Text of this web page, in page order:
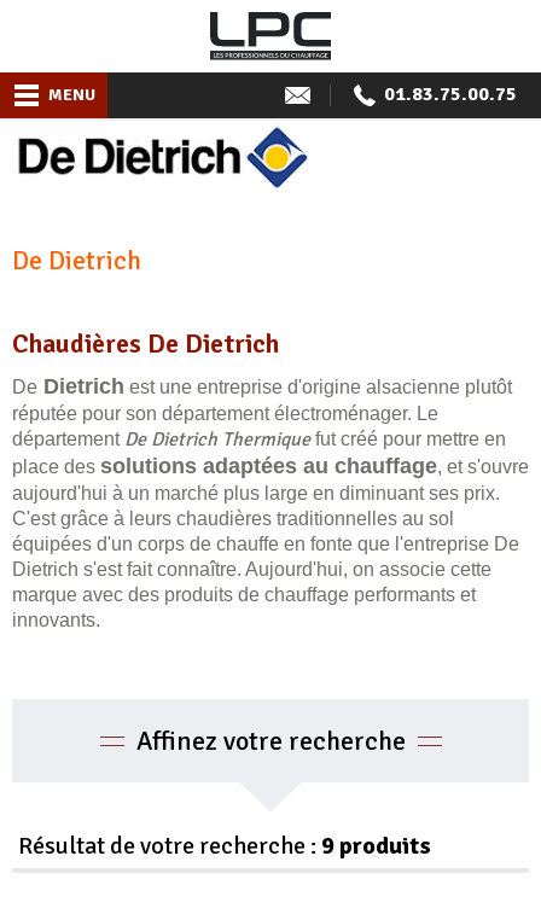
MENU 01.83.75.00.75
De Dietrich
Chaudières De Dietrich
De Dietrich est une entreprise d'origine alsacienne plutôt
réputée pour son département électroménager. Le
département De Dietrich Thermiquefut créé pour mettre en
place des solutions adaptées au chauffage, et s'ouvre
aujourd'hui à un marché plus large en diminuant ses prix.
C'est grâce à leurs chaudières traditionnelles au sol
équipées d'un corps de chauffe en fonte que l'entreprise De
Dietrich s'est fait connaître. Aujourd'hui, on associe cette
marque avec des produits de chauffage performants et
innovants.
Affinez votre recherche
Résultat de votre recherche : 9 produits